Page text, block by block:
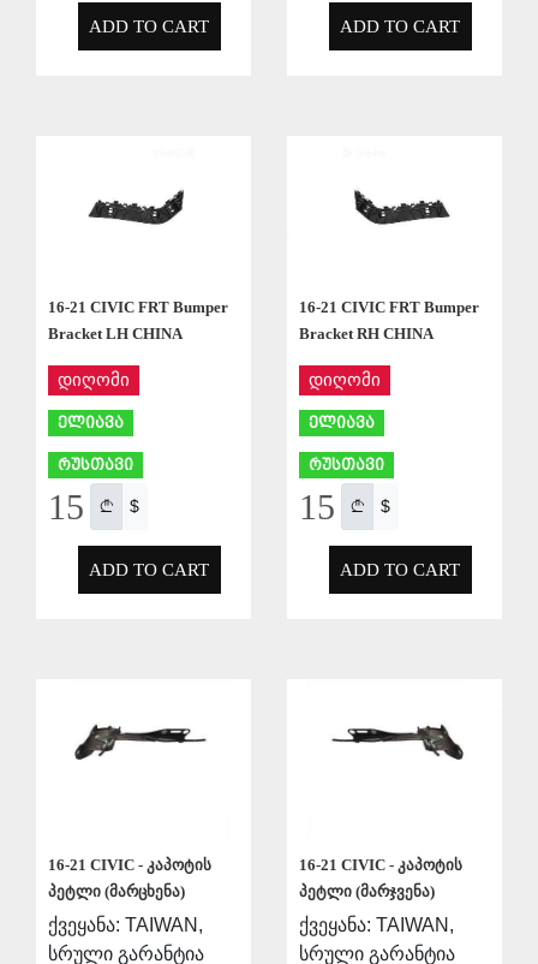
ADD TO CART ADD TO CART
16-21 CIVIC FRT Bumper
Bracket LH CHINA
დიღომი
ელიავა
რუსთავი
15 $
ADD TO CART
16-21 CIVIC FRT Bumper
Bracket RH CHINA
დიღომი
ელიავა
რუსთავი
15 $
ADD TO CART
16-21 CIVIC - კაპოტის
პეტლი (მარცხენა)
ქვეყანა: TAIWAN,
სრული გარანტია
16-21 CIVIC - კაპოტის
პეტლი (მარჯვენა)
ქვეყანა: TAIWAN,
სრული გარანტია